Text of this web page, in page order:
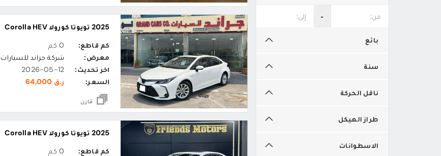
‐
بائع
سنة
ناقل الحركة
طراز الهيكل
الاسطوانات
2025 تويوتا كورولا Corolla HEV
كم قاطع:
0 كم
معرض:
شركة جراند للسيارات
اخر تحديث:
2026-05-12
السعر:
ر.ق 64,000
قارن
2025 تويوتا كورولا Corolla HEV
كم قاطع:
0 كم